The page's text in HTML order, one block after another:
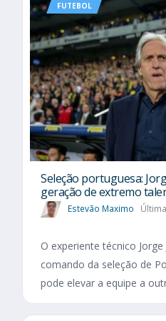
FUTEBOL
Seleção portuguesa:
geração de extremo
Estevão Maximo
O experiente técnico Jorge
comando da seleção de
pode elevar a equipe a